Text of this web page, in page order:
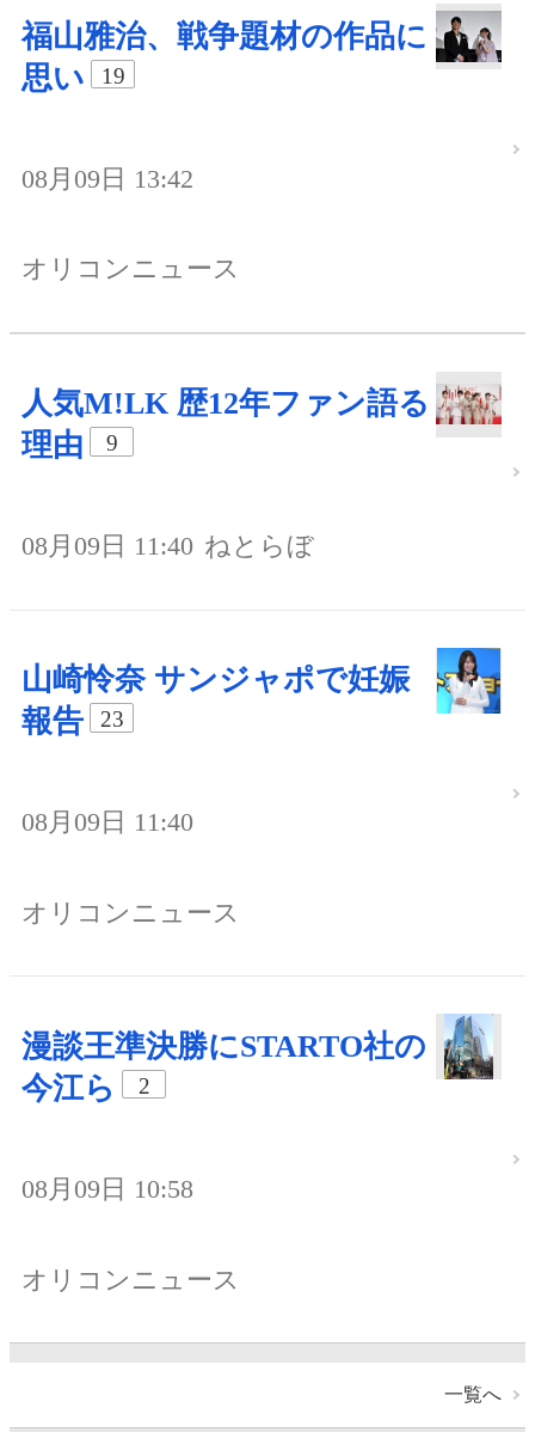
福山雅治、戦争題材の作品に
思い
19
08月09日 13:42
オリコンニュース
人気M!LK 歴12年ファン語る
理由
9
08月09日 11:40 ねとらぼ
山崎怜奈 サンジャポで妊娠
報告
23
08月09日 11:40
オリコンニュース
漫談王準決勝にSTARTO社の
今江ら
2
08月09日 10:58
オリコンニュース
一覧へ